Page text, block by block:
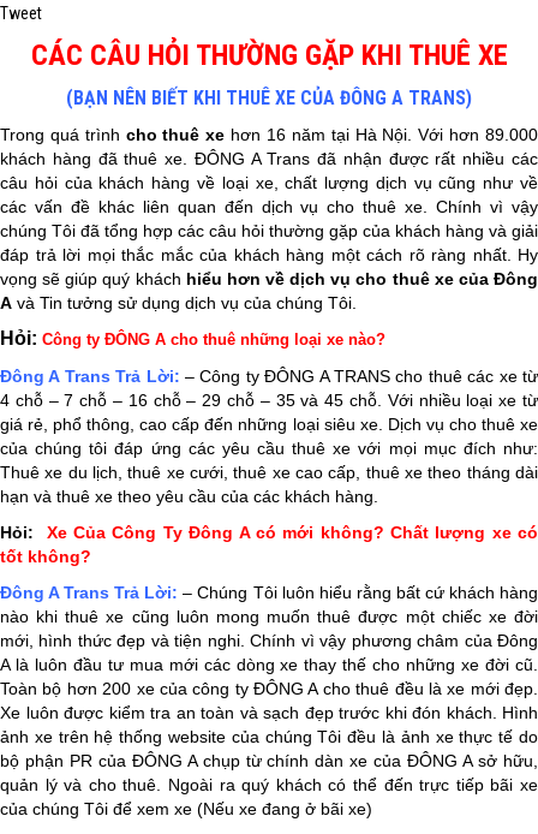
Tweet
CÁC CÂU HỎI THƯỜNG GẶP KHI THUÊ XE
(BẠN NÊN BIẾT KHI THUÊ XE CỦA ĐÔNG A TRANS)
Trong quá trình cho thuê xe hơn 16 năm tại Hà Nội. Với hơn 89.000
khách hàng đã thuê xe. ĐÔNG A Trans đã nhận được rất nhiều các
câu hỏi của khách hàng về loại xe, chất lượng dịch vụ cũng như về
các vấn đề khác liên quan đến dịch vụ cho thuê xe. Chính vì vậy
chúng Tôi đã tổng hợp các câu hỏi thường gặp của khách hàng và giải
đáp trả lời mọi thắc mắc của khách hàng một cách rõ ràng nhất. Hy
vọng sẽ giúp quý khách hiểu hơn về dịch vụ cho thuê xe của Đông
A và Tin tưởng sử dụng dịch vụ của chúng Tôi.
Hỏi: Công ty ĐÔNG A cho thuê những loại xe nào?
Đông A Trans Trả Lời: – Công ty ĐÔNG A TRANS cho thuê các xe từ
4 chỗ – 7 chỗ – 16 chỗ – 29 chỗ – 35 và 45 chỗ. Với nhiều loại xe từ
giá rẻ, phổ thông, cao cấp đến những loại siêu xe. Dịch vụ cho thuê xe
của chúng tôi đáp ứng các yêu cầu thuê xe với mọi mục đích như:
Thuê xe du lịch, thuê xe cưới, thuê xe cao cấp, thuê xe theo tháng dài
hạn và thuê xe theo yêu cầu của các khách hàng.
Hỏi:
Xe Của Công Ty Đông A có mới không? Chất lượng xe có
tốt không?
Đông A TransTrả Lời: – Chúng Tôi luôn hiểu rằng bất cứ khách hàng
nào khi thuê xe cũng luôn mong muốn thuê được một chiếc xe đời
mới, hình thức đẹp và tiện nghi. Chính vì vậy phương châm của Đông
A là luôn đầu tư mua mới các dòng xe thay thế cho những xe đời cũ.
Toàn bộ hơn 200 xe của công ty ĐÔNG A cho thuê đều là xe mới đẹp.
Xe luôn được kiểm tra an toàn và sạch đẹp trước khi đón khách. Hình
ảnh xe trên hệ thống website của chúng Tôi đều là ảnh xe thực tế do
bộ phận PR của ĐÔNG A chụp từ chính dàn xe của ĐÔNG A sở hữu,
quản lý và cho thuê. Ngoài ra quý khách có thể đến trực tiếp bãi xe
của chúng Tôi để xem xe (Nếu xe đang ở bãi xe)